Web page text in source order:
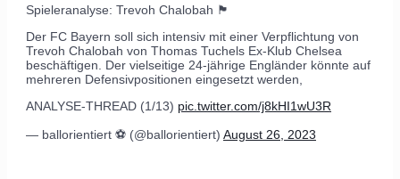
Spieleranalyse: Trevoh Chalobah 🏴󠁧󠁢󠁥󠁮󠁧󠁿
Der FC Bayern soll sich intensiv mit einer Verpflichtung von
Trevoh Chalobah von Thomas Tuchels Ex-Klub Chelsea
beschäftigen. Der vielseitige 24-jährige Engländer könnte auf
mehreren Defensivpositionen eingesetzt werden,
ANALYSE-THREAD (1/13) pic.twitter.com/j8kHI1wU3R
— ballorientiert ⚽️ (@ballorientiert) August 26, 2023